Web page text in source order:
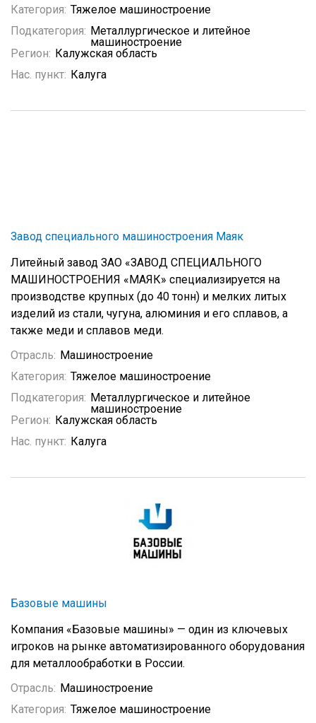
Категория: Тяжелое машиностроение
Подкатегория: Металлургическое и литейное
машиностроение
Регион: Калужская область
Нас. пункт: Калуга
Завод специального машиностроения Маяк
Литейный завод ЗАО «ЗАВОД СПЕЦИАЛЬНОГО
МАШИНОСТРОЕНИЯ «МАЯК» специализируется на
производстве крупных (до 40 тонн) и мелких литых
изделий из cтали, чугуна, алюминия и его сплавов, а
также меди и сплавов меди.
Отрасль: Машиностроение
Категория: Тяжелое машиностроение
Подкатегория: Металлургическое и литейное
машиностроение
Регион: Калужская область
Нас. пункт: Калуга
Базовые машины
Компания «Базовые машины» — один из ключевых
игроков на рынке автоматизированного оборудования
для металлообработки в России.
Отрасль: Машиностроение
Категория: Тяжелое машиностроение